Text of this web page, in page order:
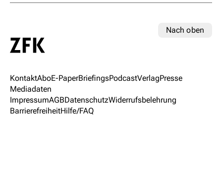
Nach oben
KontaktAboE-PaperBriefingsPodcastVerlagPresse
Mediadaten
ImpressumAGBDatenschutzWiderrufsbelehrung
BarrierefreiheitHilfe/FAQ